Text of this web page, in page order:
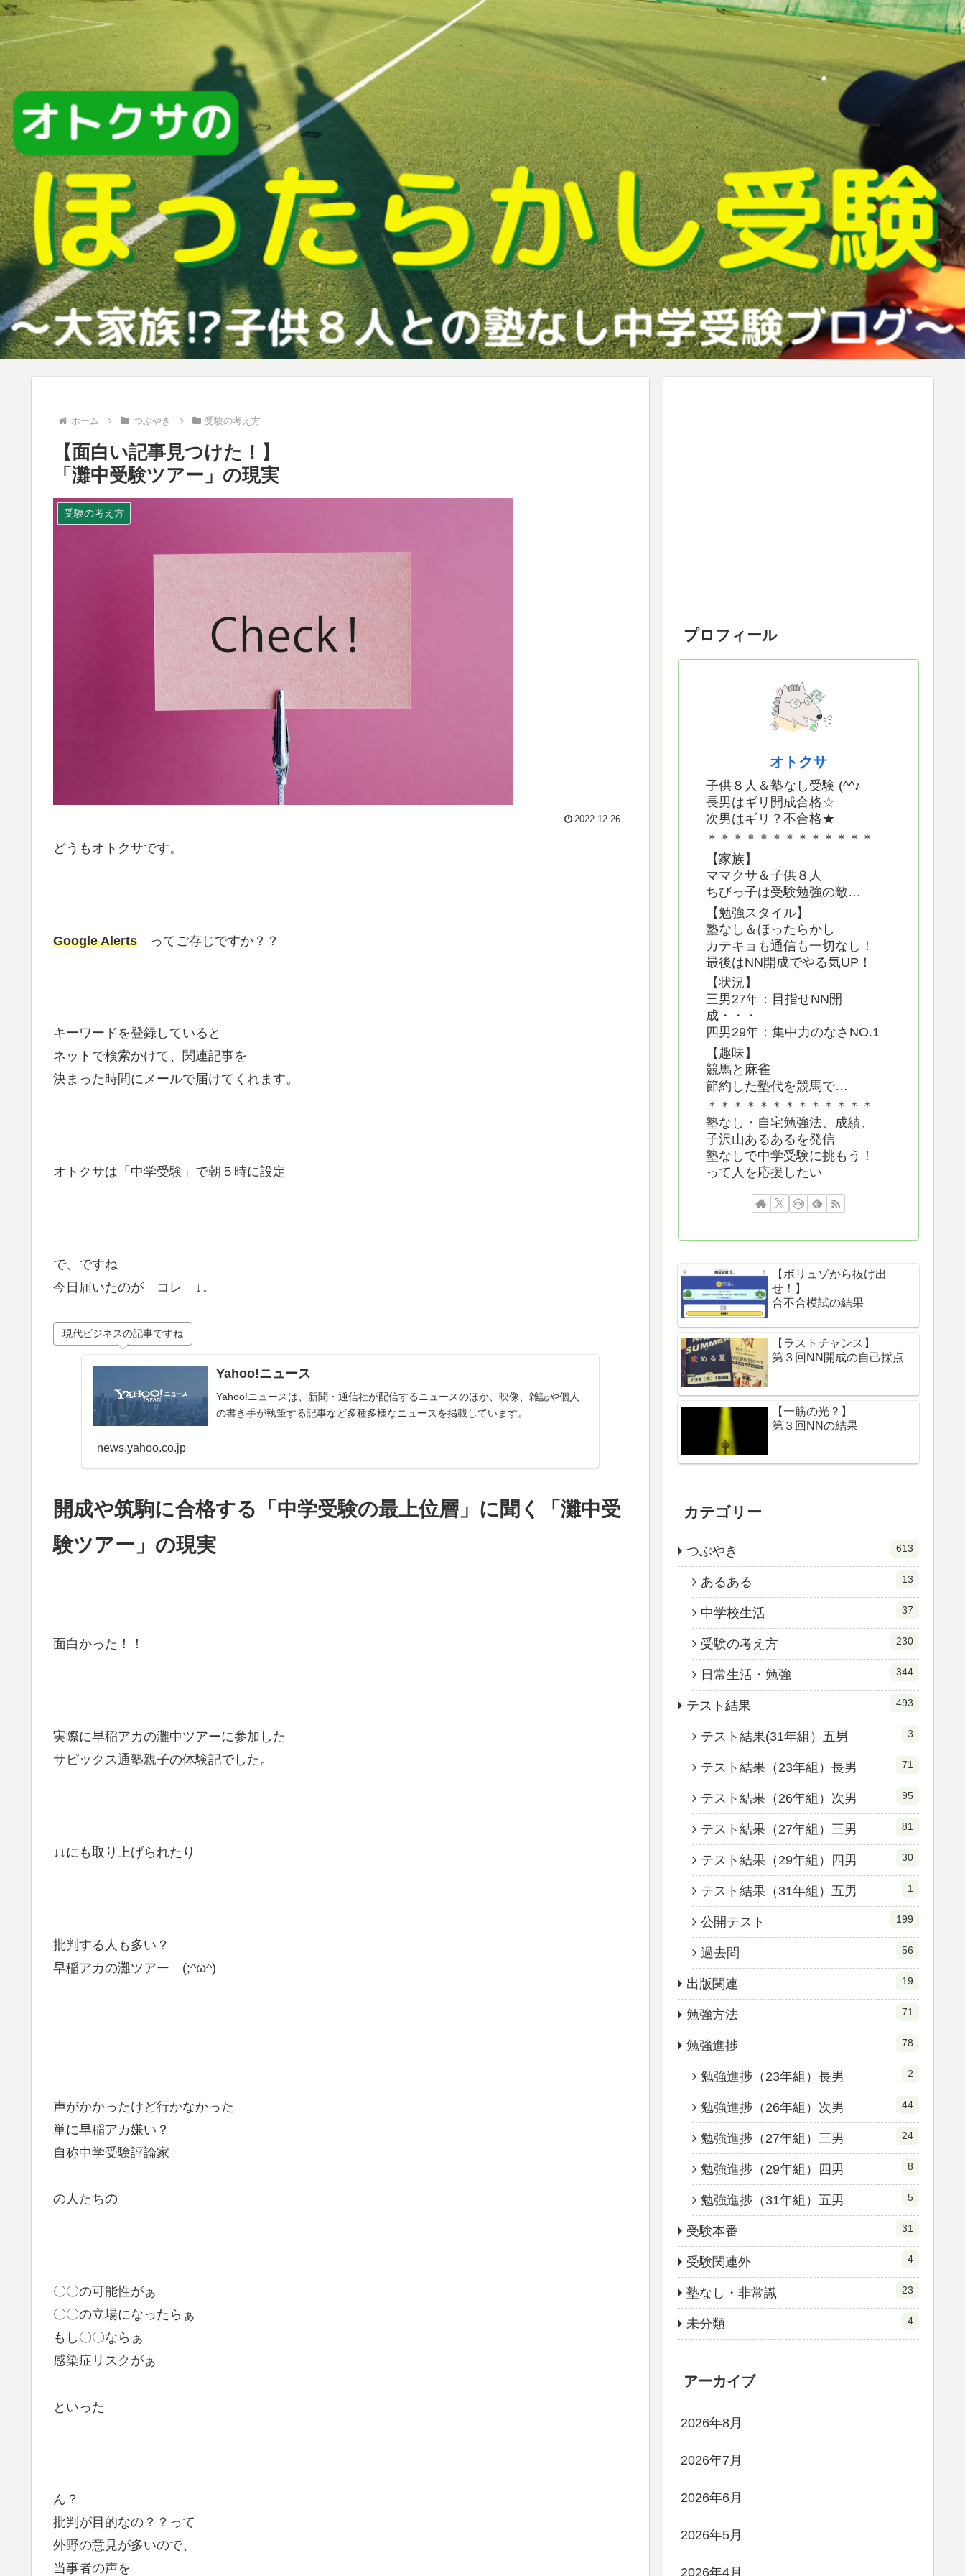
ホーム つぶやき 受験の考え方
【面白い記事見つけた！】
「灘中受験ツアー」の現実
受験の考え方
2022.12.26
どうもオトクサです。
Google Alerts ってご存じですか？？
キーワードを登録していると
ネットで検索かけて、関連記事を
決まった時間にメールで届けてくれます。
オトクサは「中学受験」で朝５時に設定
で、ですね
今日届いたのが コレ ↓↓
現代ビジネスの記事ですね
Yahoo!ニュース
Yahoo!ニュースは、新聞・通信社が配信するニュースのほか、映像、雑誌や個人
の書き手が執筆する記事など多種多様なニュースを掲載しています。
news.yahoo.co.jp
開成や筑駒に合格する「中学受験の最上位層」に聞く「灘中受
験ツアー」の現実
面白かった！！
実際に早稲アカの灘中ツアーに参加した
サピックス通塾親子の体験記でした。
↓↓にも取り上げられたり
批判する人も多い？
早稲アカの灘ツアー (;^ω^)
声がかかったけど行かなかった
単に早稲アカ嫌い？
自称中学受験評論家
の人たちの
〇〇の可能性がぁ
〇〇の立場になったらぁ
もし〇〇ならぁ
感染症リスクがぁ
といった
ん？
批判が目的なの？？って
外野の意見が多いので、
当事者の声を
プロフィール
オトクサ
子供８人＆塾なし受験 (^^♪
長男はギリ開成合格☆
次男はギリ？不合格★
＊＊＊＊＊＊＊＊＊＊＊＊＊
【家族】
ママクサ＆子供８人
ちびっ子は受験勉強の敵…
【勉強スタイル】
塾なし＆ほったらかし
カテキョも通信も一切なし！
最後はNN開成でやる気UP！
【状況】
三男27年：目指せNN開
成・・・
四男29年：集中力のなさNO.1
【趣味】
競馬と麻雀
節約した塾代を競馬で…
＊＊＊＊＊＊＊＊＊＊＊＊＊
塾なし・自宅勉強法、成績、
子沢山あるあるを発信
塾なしで中学受験に挑もう！
って人を応援したい
【ボリュゾから抜け出
せ！】
合不合模試の結果
【ラストチャンス】
第３回NN開成の自己採点
【一筋の光？】
第３回NNの結果
カテゴリー
つぶやき 613
あるある 13
中学校生活 37
受験の考え方 230
日常生活・勉強 344
テスト結果 493
テスト結果(31年組）五男 3
テスト結果（23年組）長男 71
テスト結果（26年組）次男 95
テスト結果（27年組）三男 81
テスト結果（29年組）四男 30
テスト結果（31年組）五男 1
公開テスト 199
過去問 56
出版関連 19
勉強方法 71
勉強進捗 78
勉強進捗（23年組）長男 2
勉強進捗（26年組）次男 44
勉強進捗（27年組）三男 24
勉強進捗（29年組）四男 8
勉強進捗（31年組）五男 5
受験本番 31
受験関連外 4
塾なし・非常識 23
未分類 4
アーカイブ
2026年8月
2026年7月
2026年6月
2026年5月
2026年4月